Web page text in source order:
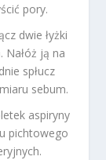
pory.
dwie łyżki
Nałóż ją na
spłucz
sebum.
aspiryny
pichtowego